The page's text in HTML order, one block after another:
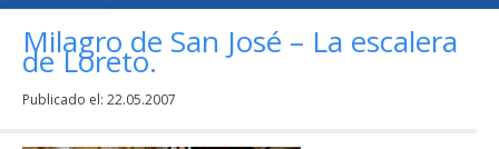
Milagro de San José – La escalera
de Loreto.
Publicado el: 22.05.2007